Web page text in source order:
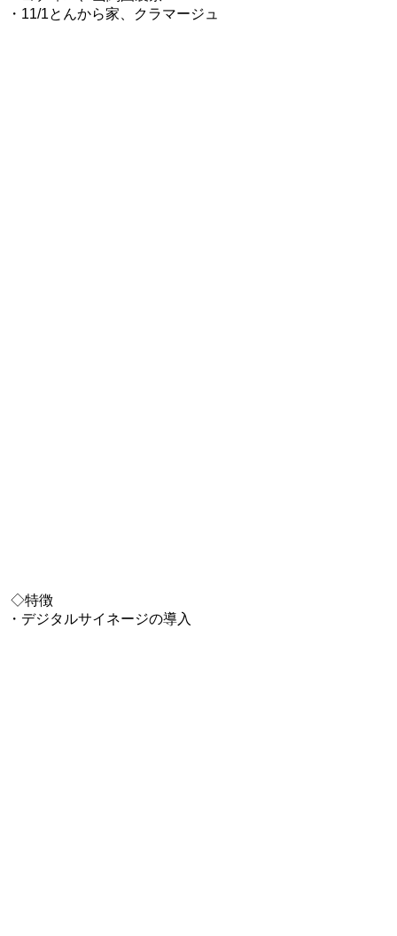
・11/1とんから家、クラマージュ
◇特徴
・デジタルサイネージの導入